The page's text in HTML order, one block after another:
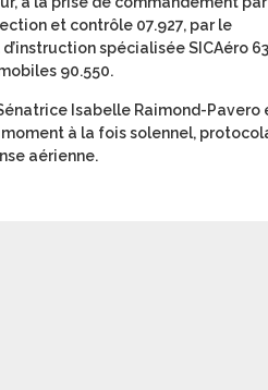
et contrôle 07.927, par le
spécialisée SICAéro
90.550.
Isabelle Raimond-Pavero
à la fois solennel,
aérienne.